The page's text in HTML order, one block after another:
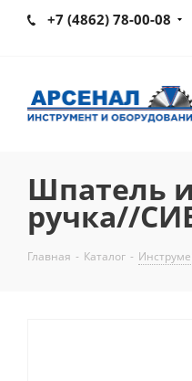
+7 (4862) 78-00-08
Шпатель
ручка//
Главная - Каталог -